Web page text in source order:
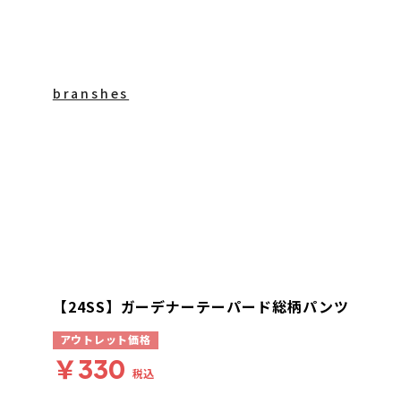
branshes
【24SS】ガーデナーテーパード総柄パンツ
アウトレット価格
￥330 税込